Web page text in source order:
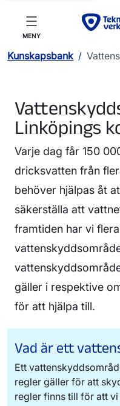
MENY
Kunskapsbank /
Linköpings
Varje dag får 150
dricksvatten från
behöver hjälpas åt
säkerställa att
framtiden har vi
gäller i respektive
för att hjälpa till.
Vad är ett
Ett
regler gäller för att
regler finns till för att